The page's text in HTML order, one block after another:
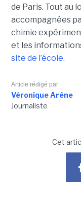
de Paris. Tout au
accompagnées
chimie
et les
site de l’école.
Article rédigé par
Véronique Arène
Journaliste
Cet